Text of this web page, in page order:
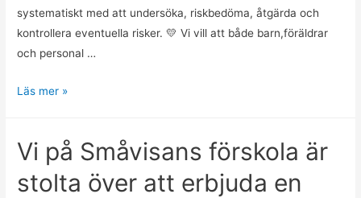
systematiskt med att undersöka, riskbedöma, åtgärda och
kontrollera eventuella risker. 💛 Vi vill att både barn,föräldrar
och personal …
Krisgruppsutbildning
Läs mer »
Vi på Småvisans förskola är
stolta över att erbjuda en